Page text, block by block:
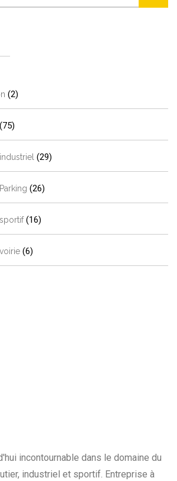
(2)
(75)
(29)
(26)
(16)
(6)
incontournable dans le domaine du
industriel et sportif. Entreprise à